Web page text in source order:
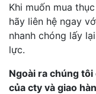
Khi muốn mua
hãy liên hệ ngay
nhanh chóng lấy
lực.
Ngoài ra chúng
của cty và giao